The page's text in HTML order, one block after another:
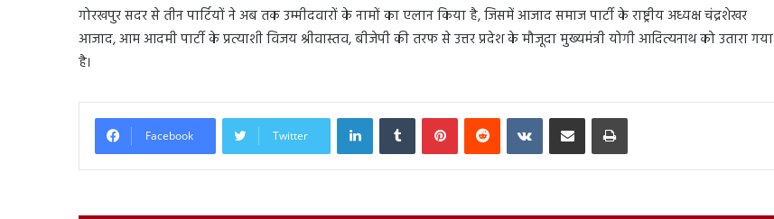
गोरखपुर सदर से तीन पार्टियों ने अब तक उम्मीदवारों के नामों का एलान किया है, जिसमें आजाद समाज पार्टी के राष्ट्रीय अध्यक्ष चंद्रशेखर
आजाद, आम आदमी पार्टी के प्रत्याशी विजय श्रीवास्तव, बीजेपी की तरफ से उत्तर प्रदेश के मौजूदा मुख्यमंत्री योगी आदित्यनाथ को उतारा गया
है।
Facebook Twitter
LinkedInTumblr PinterestReddit VKontakteShare via Email Print